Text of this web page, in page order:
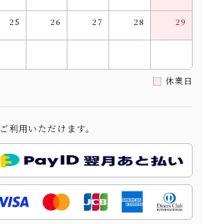
25 26 27 28 29
休業日
利用いただけます。